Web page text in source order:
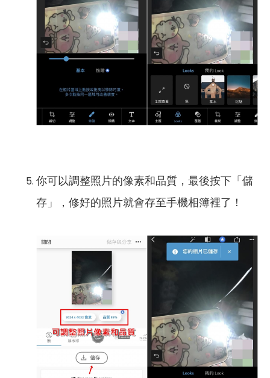
你可以調整照片的像素和品質，最後按下「儲
存」，修好的照片就會存至手機相簿裡了！